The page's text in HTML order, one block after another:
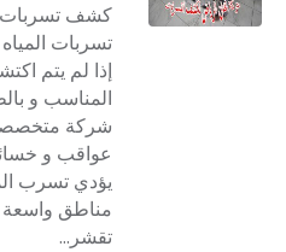
تسربات
إذا لم يتم
المناسب و
شركة
عواقب و
يؤدي تسرب
مناطق واسعة
تقشر...